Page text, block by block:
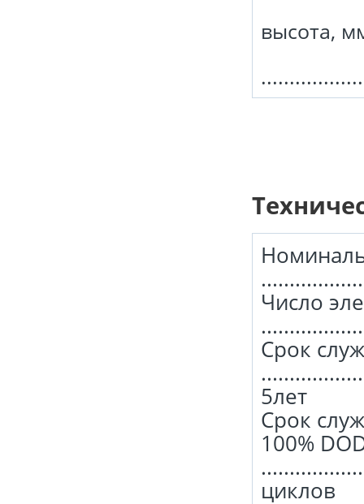
высота,
Число
Срок
5лет
Срок
100%
циклов